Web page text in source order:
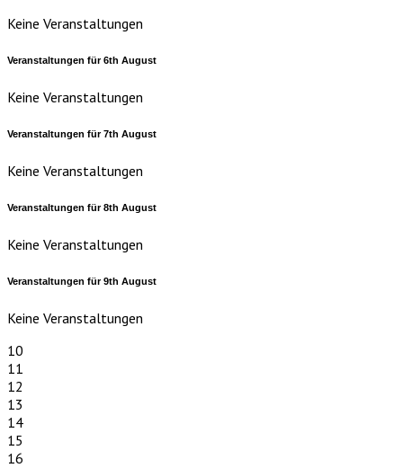
Keine Veranstaltungen
Veranstaltungen für6th August
Keine Veranstaltungen
Veranstaltungen für7th August
Keine Veranstaltungen
Veranstaltungen für8th August
Keine Veranstaltungen
Veranstaltungen für9th August
Keine Veranstaltungen
10
11
12
13
14
15
16